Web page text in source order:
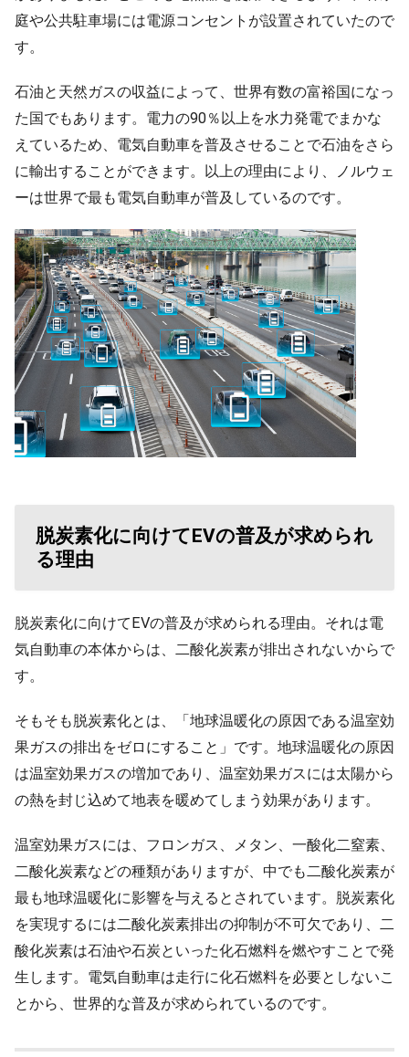
庭や公共駐車場には電源コンセントが設置されていたので
す。
石油と天然ガスの収益によって、世界有数の富裕国になっ
た国でもあります。電力の90％以上を水力発電でまかな
えているため、電気自動車を普及させることで石油をさら
に輸出することができます。以上の理由により、ノルウェ
ーは世界で最も電気自動車が普及しているのです。
脱炭素化に向けてEVの普及が求められ
る理由
脱炭素化に向けてEVの普及が求められる理由。それは電
気自動車の本体からは、二酸化炭素が排出されないからで
す。
そもそも脱炭素化とは、「地球温暖化の原因である温室効
果ガスの排出をゼロにすること」です。地球温暖化の原因
は温室効果ガスの増加であり、温室効果ガスには太陽から
の熱を封じ込めて地表を暖めてしまう効果があります。
温室効果ガスには、フロンガス、メタン、一酸化二窒素、
二酸化炭素などの種類がありますが、中でも二酸化炭素が
最も地球温暖化に影響を与えるとされています。脱炭素化
を実現するには二酸化炭素排出の抑制が不可欠であり、二
酸化炭素は石油や石炭といった化石燃料を燃やすことで発
生します。電気自動車は走行に化石燃料を必要としないこ
とから、世界的な普及が求められているのです。